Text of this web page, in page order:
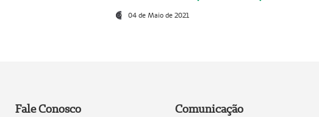
04 de Maio de 2021
Fale Conosco Comunicação